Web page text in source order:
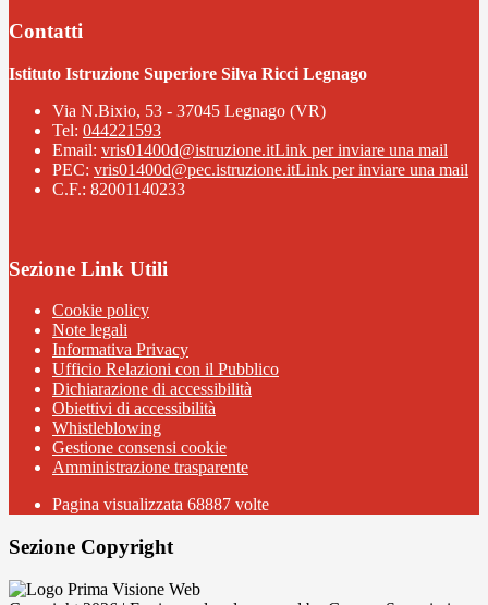
Contatti
Istituto Istruzione Superiore Silva Ricci Legnago
Via N.Bixio, 53 - 37045 Legnago (VR)
Tel: 044221593
Email: vris01400d@istruzione.itLink per inviare una mail
PEC: vris01400d@pec.istruzione.itLink per inviare una mail
C.F.: 82001140233
Sezione Link Utili
Cookie policy
Note legali
Informativa Privacy
Ufficio Relazioni con il Pubblico
Dichiarazione di accessibilità
Obiettivi di accessibilità
Whistleblowing
Gestione consensi cookie
Amministrazione trasparente
Pagina visualizzata 68887 volte
Sezione Copyright